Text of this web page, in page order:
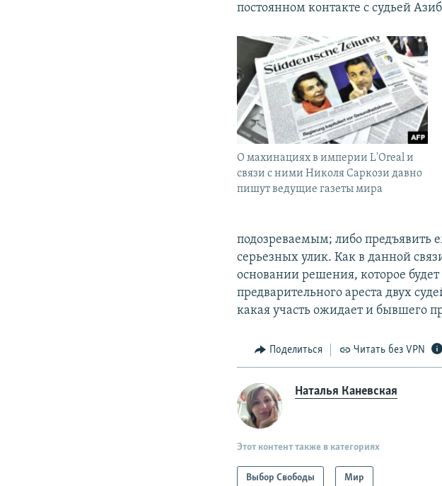
постоянном контакте с судьей
О махинациях в империи L'Oreal и
связи с ними Николя Саркози давно
пишут ведущие газеты мира
подозреваемым; либо предъявить
серьезных улик. Как в данной
основании решения, которое
предварительного ареста двух
какая участь ожидает и бывшего
Поделиться Читать без VPN
Наталья Каневская
Этот контент также в категориях
Выбор Свободы Мир